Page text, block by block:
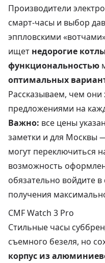
Производители
смарт-часы и выбор
эппловскими
ищет недорогие
функциональностью
оптимальных
Рассказываем, чем
предложениями на
Важно: все цены
заметки и для Москвы
могут переключиться
возможность
обязательно войдите в
получения
CMF Watch 3 Pro
Стильные часы
съемного безеля, но
корпус из